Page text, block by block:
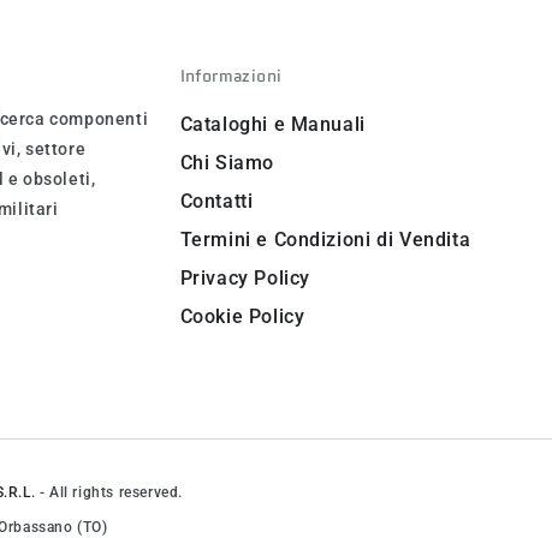
componenti
settore
e obsoleti,
Informazioni
Cataloghi e Manuali
Chi Siamo
Contatti
Termini e Condizioni di Vendita
Privacy Policy
Cookie Policy
- All rights reserved.
(TO)